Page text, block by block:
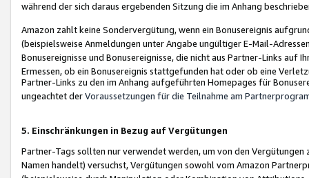
während der sich daraus ergebenden Sitzung die im Anhang
Amazon zahlt keine Sondervergütung, wenn ein Bonusereignis
(beispielsweise Anmeldungen unter Angabe ungültiger E-Mail-
Bonusereignisse und Bonusereignisse, die nicht aus Partner-Links auf
Ermessen, ob ein Bonusereignis stattgefunden hat oder ob eine
Partner-Links zu den im Anhang aufgeführten Homepages für
ungeachtet derVoraussetzungen für die Teilnahme am
5. Einschränkungen in Bezug auf Vergütungen
Partner-Tags sollten nur verwendet werden, um von den
Namen handelt) versuchst, Vergütungen sowohl vom Amazon